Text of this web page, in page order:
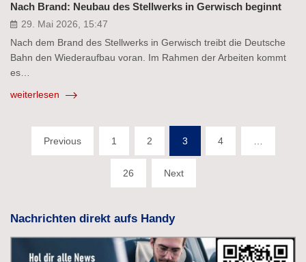
Nach Brand: Neubau des Stellwerks in Gerwisch beginnt
29. Mai 2026, 15:47
Nach dem Brand des Stellwerks in Gerwisch treibt die Deutsche
Bahn den Wiederaufbau voran. Im Rahmen der Arbeiten kommt
es…
weiterlesen
Seitennummerierung
der
Previous 1 2 3 4
26 Next
Nachrichten direkt aufs Handy